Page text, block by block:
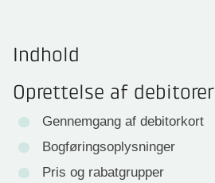
Indhold
Oprettelse af debitorer
Gennemgang af debitorkort
Bogføringsoplysninger
Pris og rabatgrupper